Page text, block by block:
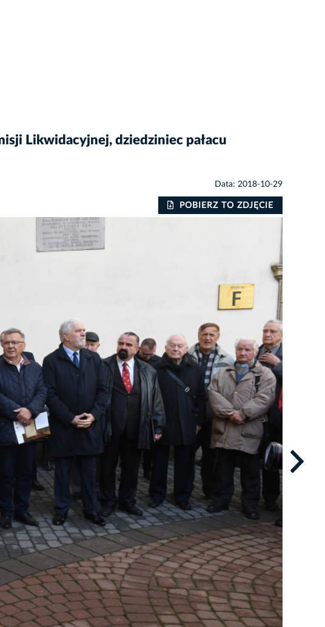
Likwidacyjnej, dziedziniec pałacu
Data: 2018-10-29
POBIERZ TO ZDJĘCIE